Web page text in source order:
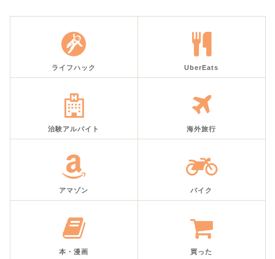
ライフハック UberEats
治験アルバイト 海外旅行
アマゾン バイク
本・漫画 買った